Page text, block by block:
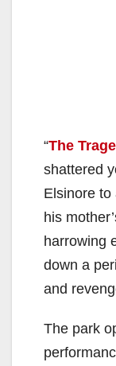
“The
shattered
Elsinore to
his
harrowing
down a
and
The park